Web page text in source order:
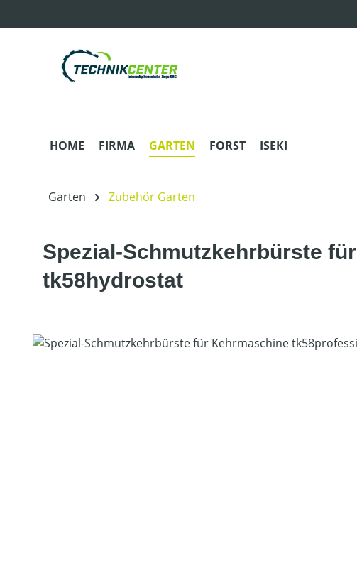
HOME FIRMA GARTEN FORST ISEKI
Garten Zubehör Garten
Spezial-Schmutzkehrbürste
tk58hydrostat
Bildergalerie überspringen